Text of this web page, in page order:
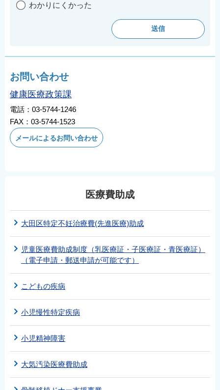
わかりにくかった
お問い合わせ
健康医療政策課
電話：03-5744-1246
FAX：03-5744-1523
メールによるお問い合わせ
医療費助成
大田区特定不妊治療費(先進医療)助成
児童医療費助成制度（乳医療証・子医療証・青医療証）
（電子申請・郵送申請が可能です）
こどもの疾病
小児慢性特定疾病
小児精神障害
大気汚染医療費助成
한국어